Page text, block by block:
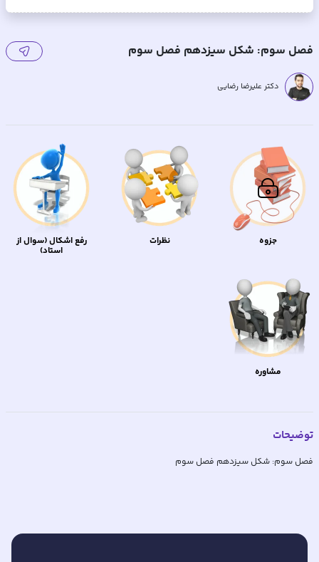
فصل سوم: شکل سیزدهم فصل سوم
دکتر علیرضا رضایی
جزوه نظرات رفع اشکال (سوال از
استاد)
مشاوره
توضیحات
فصل سوم: شکل سیزدهم فصل سوم